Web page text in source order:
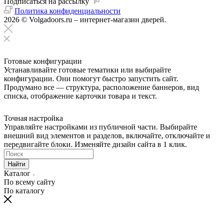
Политика конфиденциальности
2026 © Volgadoors.ru – интернет-магазин дверей.
Готовые конфигурации
Устанавливайте готовые тематики или выбирайте
конфигурации. Они помогут быстро запустить сайт.
Продумано все — структура, расположение баннеров, вид
списка, отображение карточки товара и текст.
Точная настройка
Управляйте настройками из публичной части. Выбирайте
внешний вид элементов и разделов, включайте, отключайте и
передвигайте блоки. Изменяйте дизайн сайта в 1 клик.
Найти
Каталог
По всему сайту
По каталогу